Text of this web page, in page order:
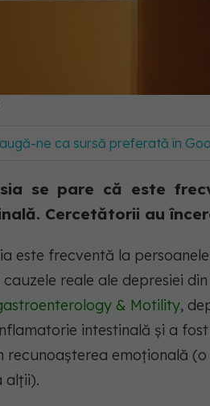
ne ca sursă preferată în
se pare că este
Cercetătorii au
este frecventă la
cauzele reale ale depresiei
& Motility,
intestinală și a
recunoașterea emoțională
alții).